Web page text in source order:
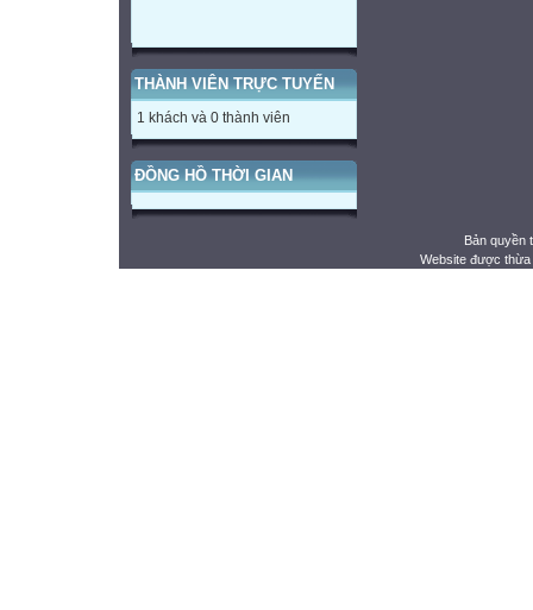
THÀNH VIÊN TRỰC TUYẾN
1 khách và 0 thành viên
ĐỒNG HỒ THỜI GIAN
Bản quyền
Website được